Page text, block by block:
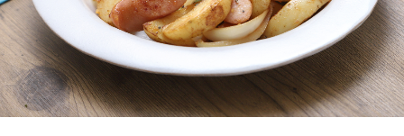
みりん風・料理酒 鍋用調味料
つゆ たれ
商品ブランドサイト
Fibee（ファイビー）
くらしプラ酢
カンタン酢
企業情報
国内事業概要
ミツカングループについて